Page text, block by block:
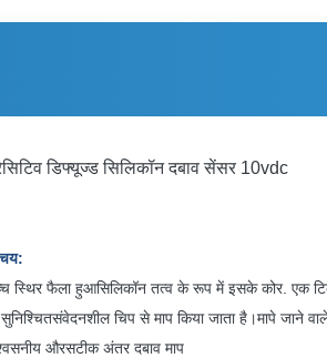
डिफ्यूज्ड सिलिकॉन दबाव सेंसर 10vdc
स्थिर फैला हुआसिलिकॉन तत्व के रूप में इसके कोर. एक
संवेदनशील चिप से माप किया जाता है।मापे जाने
औरसटीक अंतर दबाव माप